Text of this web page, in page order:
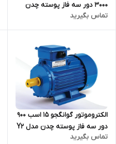
3000 دور سه فاز پوسته چدن
مدل Y2 ترمینال بالا
تماس بگیرید
الکتروموتور گوانگجو 15 اسب 900
دور سه فاز پوسته چدن مدل Y2
ترمینال بالا
تماس بگیرید